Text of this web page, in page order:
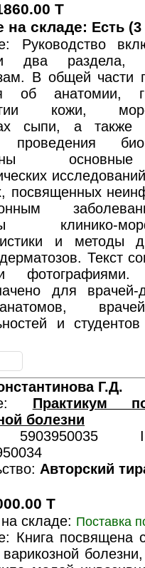
T
на складе: Есть
Руководство
два раздела,
В общей части
об анатомии,
кожи,
сыпи, а также
проведения
посвященных
клинико-
и методы
Текст
фотографиями.
для врачей-
и
Г.Д.
Практикум
болезни
Авторский
T
складе: Поставка
Книга посвящена